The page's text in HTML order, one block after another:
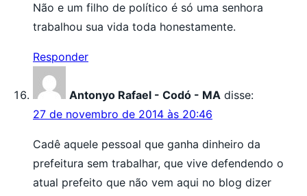
Não e um filho de político é só uma senhora
trabalhou sua vida toda honestamente.
Responder
Antonyo Rafael - Codó - MA disse:
27 de novembro de 2014 às 20:46
Cadê aquele pessoal que ganha dinheiro da
prefeitura sem trabalhar, que vive defendendo o
atual prefeito que não vem aqui no blog dizer